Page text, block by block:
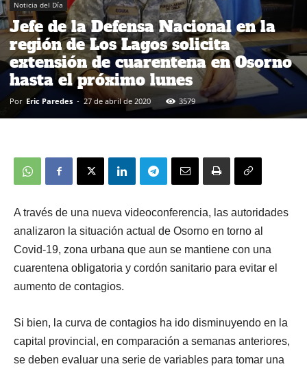
Noticia del Día
Jefe de la Defensa Nacional en la
región de Los Lagos solicita
extensión de cuarentena en Osorno
hasta el próximo lunes
Por Eric Paredes - 27 de abril de 2020 3579
A través de una nueva videoconferencia, las autoridades
analizaron la situación actual de Osorno en torno al
Covid-19, zona urbana que aun se mantiene con una
cuarentena obligatoria y cordón sanitario para evitar el
aumento de contagios.
Si bien, la curva de contagios ha ido disminuyendo en la
capital provincial, en comparación a semanas anteriores,
se deben evaluar una serie de variables para tomar una